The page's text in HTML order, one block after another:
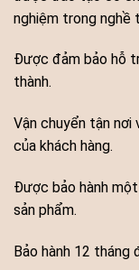
nghiệm trong nghề
Được đảm bảo hỗ
thành.
Vận chuyển tận
của khách hàng.
Được bảo hành
sản phẩm.
Bảo hành 12 tháng